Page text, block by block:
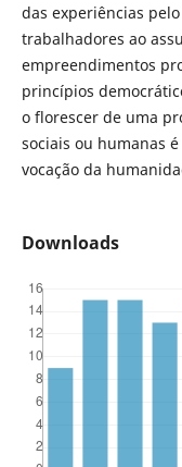
das experiências
trabalhadores ao
empreendimentos
princípios
o florescer de uma
sociais ou humanas
vocação da
Downloads